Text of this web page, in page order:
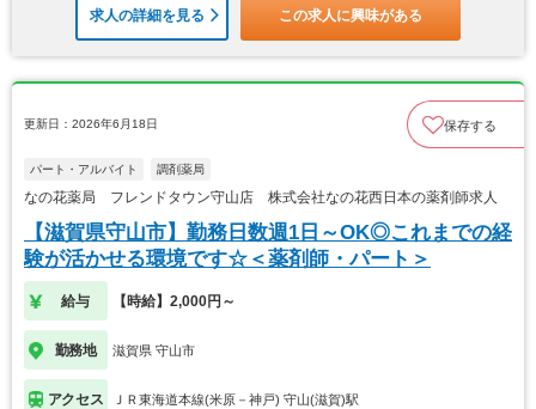
求人の詳細を見る この求人に興味がある
更新日：2026年6月18日 保存する
パート・アルバイト 調剤薬局
なの花薬局 フレンドタウン守山店 株式会社なの花西日本の薬剤師求人
【滋賀県守山市】勤務日数週1日～OK◎これまでの経
験が活かせる環境です☆＜薬剤師・パート＞
給与 【時給】2,000円～
勤務地 滋賀県 守山市
アクセス ＪＲ東海道本線(米原－神戸) 守山(滋賀)駅